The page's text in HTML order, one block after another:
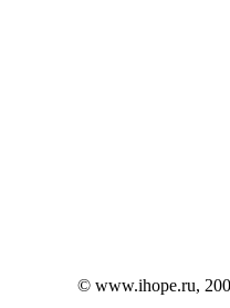
© www.ihope.ru,